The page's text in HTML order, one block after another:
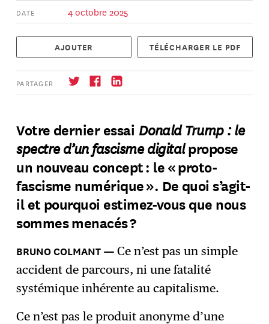
DATE 4 octobre 2025
AJOUTER TÉLÉCHARGER LE PDF
PARTAGER
Votre dernier essai Donald Trump : le
spectre d’un fascisme digitalpropose
un nouveau concept : le « proto-
fascisme numérique ». De quoi s’agit-
il et pourquoi estimez-vous que nous
sommes menacés ?
BRUNO COLMANT
Ce n’est pas un simple
accident de parcours, ni une fatalité
systémique inhérente au capitalisme.
Ce n’est pas le produit anonyme d’une